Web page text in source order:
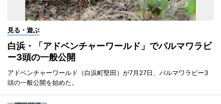
見る・遊ぶ
白浜・「アドベンチャーワールド」でパルマワラビ
ー3頭の一般公開
アドベンチャーワールド（白浜町堅田）が7月27日、パルマワラビー3
頭の一般公開を始めた。